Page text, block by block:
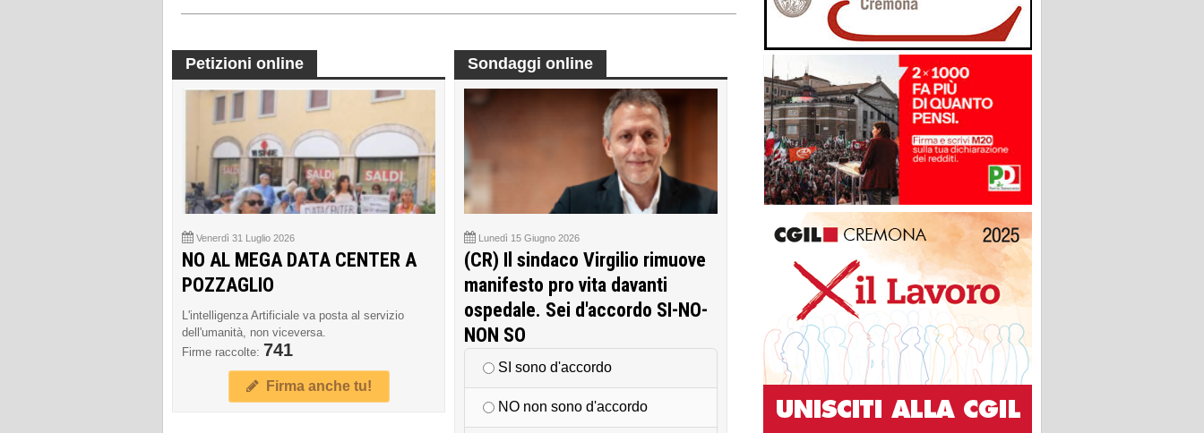
Petizioni online
Venerdì 31 Luglio 2026
NO AL MEGA DATA CENTER A
POZZAGLIO
L'intelligenza Artificiale va posta al servizio
dell'umanità, non viceversa.
Firme raccolte: 741
Firma anche tu!
Sondaggi online
Lunedì 15 Giugno 2026
(CR) Il sindaco Virgilio rimuove
manifesto pro vita davanti
ospedale. Sei d'accordo SI-NO-
NON SO
SI sono d'accordo
NO non sono d'accordo